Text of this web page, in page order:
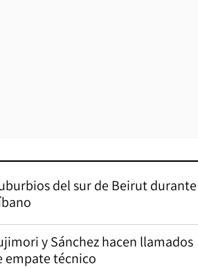
del sur de Beirut durante
y Sánchez hacen llamados
empate técnico